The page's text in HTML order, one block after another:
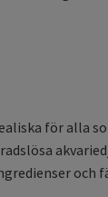
för alla
och